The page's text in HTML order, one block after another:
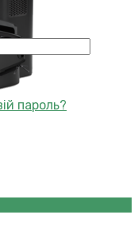
пароль?